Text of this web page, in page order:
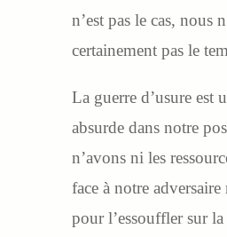
n’est pas le cas, nous
certainement pas le
La guerre d’usure est
absurde dans notre
n’avons ni les
face à notre
pour l’essouffler sur la